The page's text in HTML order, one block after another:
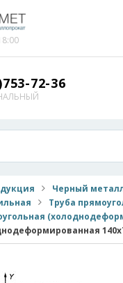
72-36
Черный
Труба